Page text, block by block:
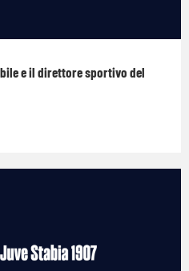
e il direttore sportivo del